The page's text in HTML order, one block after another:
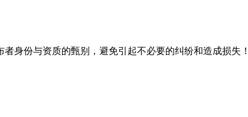
身份与资质的甄别，避免引起不必要的纠纷和造成损失！